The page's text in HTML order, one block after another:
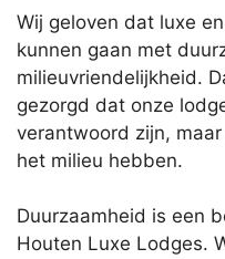
Wij geloven dat luxe
kunnen gaan met
milieuvriendelijkheid.
gezorgd dat onze
verantwoord zijn,
het milieu hebben.
Duurzaamheid is een
Houten Luxe Lodges.